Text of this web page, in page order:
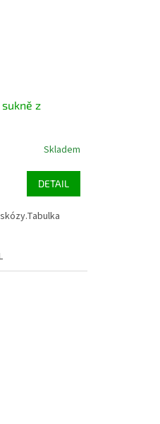
z
Skladem
DETAIL